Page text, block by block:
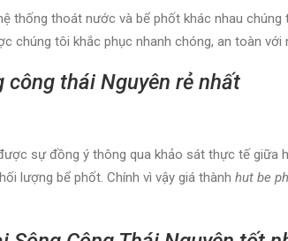
thống thoát nước và bể phốt khác nhau
chúng tôi khắc phục nhanh chóng, an toàn
thái Nguyên rẻ nhất
sự đồng ý thông qua khảo sát thực tế giữa
lượng bể phốt. Chính vì vậy giá thành hut be